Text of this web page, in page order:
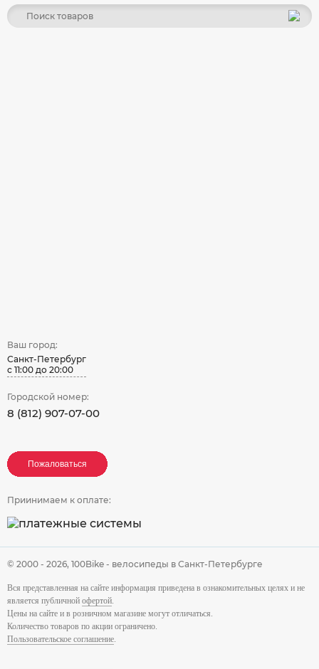
Ваш город:
Санкт-Петербург
с 11:00 до 20:00
Городской номер:
8 (812) 907-07-00
Пожаловаться
Пожаловаться
Пожаловаться
Приинимаем к оплате:
© 2000 - 2026, 100Bike - велосипеды в Санкт-Петербурге
Вся представленная на сайте информация приведена в ознакомительных целях и не
является публичной офертой.
Цены на сайте и в розничном магазине могут отличаться.
Количество товаров по акции ограничено.
Пользовательское соглашение.